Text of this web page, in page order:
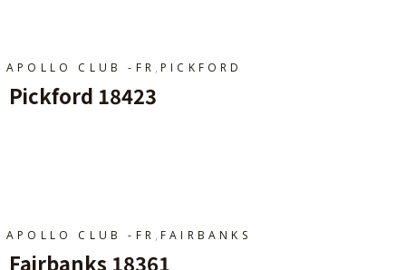
APOLLO CLUB -FR , PICKFORD
Pickford 18423
APOLLO CLUB -FR , FAIRBANKS
Fairbanks 18361